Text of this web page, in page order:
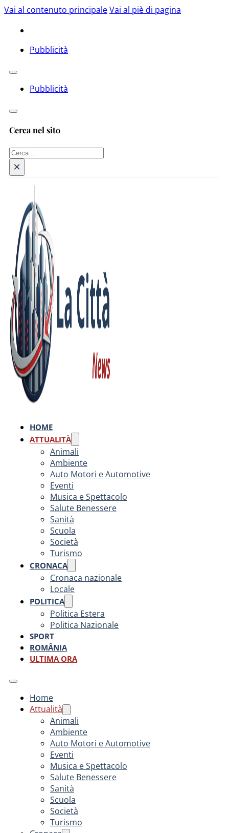
Vai al contenuto principaleVai al piè di pagina
Pubblicità
Pubblicità
Cerca nel sito
Cerca
×
HOME
ATTUALITÀ
Animali
Ambiente
Auto Motori e Automotive
Eventi
Musica e Spettacolo
Salute Benessere
Sanità
Scuola
Società
Turismo
CRONACA
Cronaca nazionale
Locale
POLITICA
Politica Estera
Politica Nazionale
SPORT
ROMÂNIA
ULTIMA ORA
Home
Attualità
Animali
Ambiente
Auto Motori e Automotive
Eventi
Musica e Spettacolo
Salute Benessere
Sanità
Scuola
Società
Turismo